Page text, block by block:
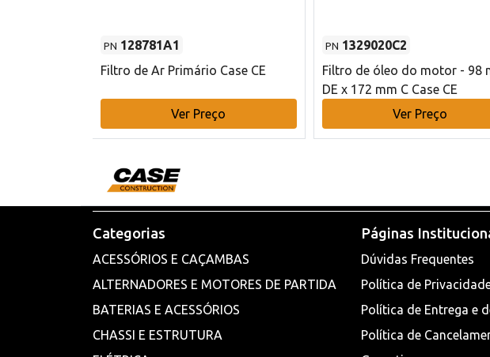
PN 128781A1
Filtro de Ar Primário Case CE
Ver Preço
PN 1329020C2
Filtro de óleo do motor - 98
DE x 172 mm C Case CE
Ver Preço
Categorias
ACESSÓRIOS E CAÇAMBAS
ALTERNADORES E MOTORES DE PARTIDA
BATERIAS E ACESSÓRIOS
CHASSI E ESTRUTURA
Páginas
Dúvidas Frequentes
Política de
Política de Entrega e
Política de